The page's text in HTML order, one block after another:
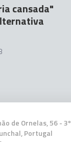
cansada"
de Ornelas, 56 - 3º
Portugal